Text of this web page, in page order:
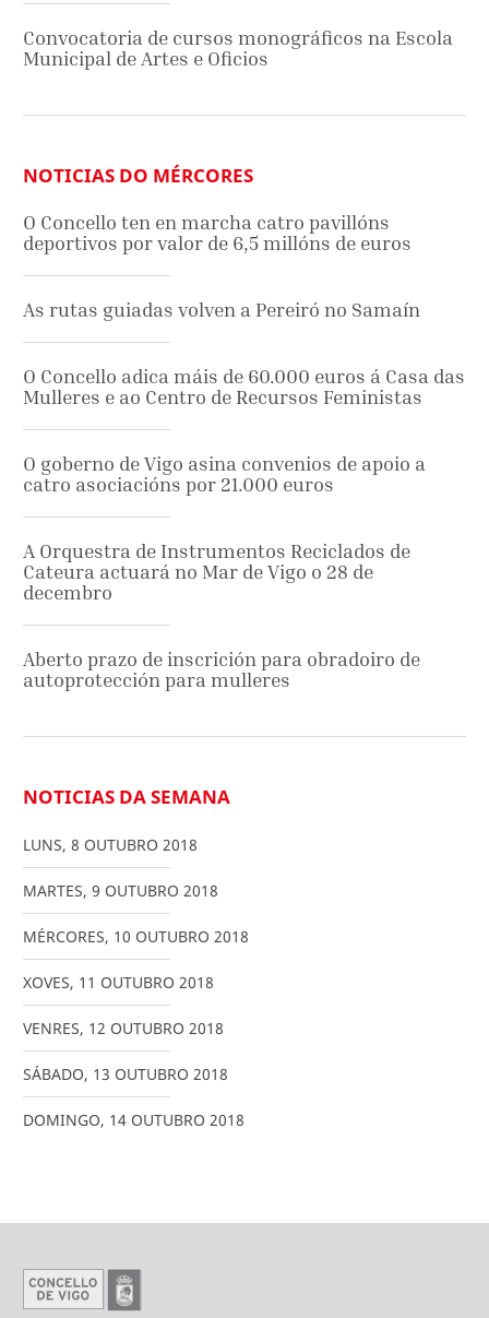
Convocatoria de cursos monográficos na Escola
Municipal de Artes e Oficios
NOTICIAS DO MÉRCORES
O Concello ten en marcha catro pavillóns
deportivos por valor de 6,5 millóns de euros
As rutas guiadas volven a Pereiró no Samaín
O Concello adica máis de 60.000 euros á Casa das
Mulleres e ao Centro de Recursos Feministas
O goberno de Vigo asina convenios de apoio a
catro asociacións por 21.000 euros
A Orquestra de Instrumentos Reciclados de
Cateura actuará no Mar de Vigo o 28 de
decembro
Aberto prazo de inscrición para obradoiro de
autoprotección para mulleres
NOTICIAS DA SEMANA
LUNS, 8 OUTUBRO 2018
MARTES, 9 OUTUBRO 2018
MÉRCORES, 10 OUTUBRO 2018
XOVES, 11 OUTUBRO 2018
VENRES, 12 OUTUBRO 2018
SÁBADO, 13 OUTUBRO 2018
DOMINGO, 14 OUTUBRO 2018